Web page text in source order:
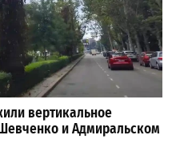
вертикальное
и Адмиральском